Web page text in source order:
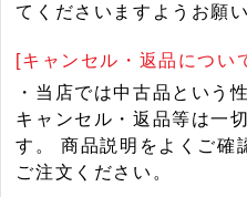
てくださいますようお願
[キャンセル・返品につい
・当店では中古品という
キャンセル・返品等は一
す。 商品説明をよくご確
ご注文ください。